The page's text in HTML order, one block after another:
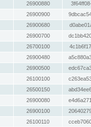
26900880
26900900
26900680
26900700
26700100
26900480
26900500
26100100
26500150
26900080
26900100
26100110